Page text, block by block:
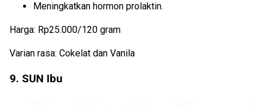
Meningkatkan hormon prolaktin.
Harga: Rp25.000/120 gram
Varian rasa: Cokelat dan Vanila
9. SUN Ibu